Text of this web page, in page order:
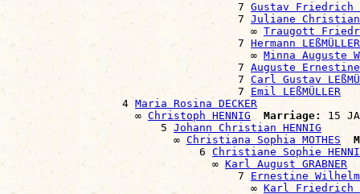
                                    7
Gustav Friedrich
                                    7
Juliane Christiane
                                      ∞
Traugott
                                    7
Hermann LEßMÜLLER
                                      ∞
Minna Auguste
                                    7
Auguste Ernestine
                                    7
Carl Gustav
                                    7
Emil LEßMÜLLER
                  4
Maria Rosina DECKER
                    ∞
Christoph HENNIG Marriage:
15
                        5
Johann Christian HENNIG
                          ∞
Christiana Sophia MOTHES
                              6
Christiane Sophie
                                ∞
Karl August GRABNER
                                    7
Ernestine
                                      ∞
Karl Friedrich